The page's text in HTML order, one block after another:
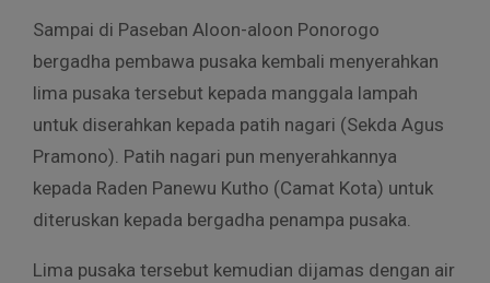
Sampai di Paseban Aloon-aloon Ponorogo
bergadha pembawa pusaka kembali menyerahkan
lima pusaka tersebut kepada manggala lampah
untuk diserahkan kepada patih nagari (Sekda Agus
Pramono). Patih nagari pun menyerahkannya
kepada Raden Panewu Kutho (Camat Kota) untuk
diteruskan kepada bergadha penampa pusaka.
Lima pusaka tersebut kemudian dijamas dengan air